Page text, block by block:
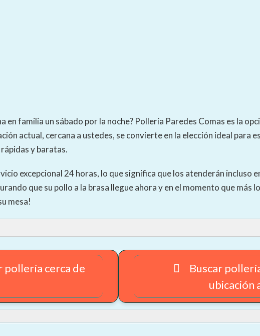
en familia un sábado por la noche? Pollería Paredes Comas es la
actual, cercana a ustedes, se convierte en la elección ideal para
y baratas.
excepcional 24 horas, lo que significa que los atenderán incluso
que su pollo a la brasa llegue ahora y en el momento que más
mesa!
para comprobar la disponibilidad y el precio de los servicios
pollería cerca de
Buscar
ubicación